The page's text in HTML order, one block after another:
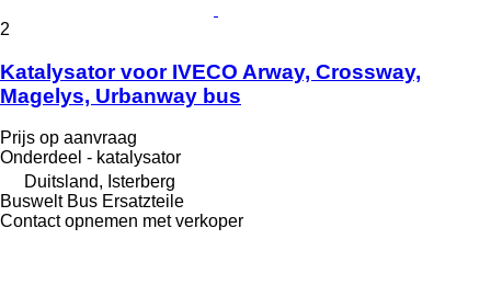
2
Katalysator voor IVECO Arway, Crossway,
Magelys, Urbanway bus
Prijs op aanvraag
Onderdeel - katalysator
Duitsland, Isterberg
Buswelt Bus Ersatzteile
Contact opnemen met verkoper